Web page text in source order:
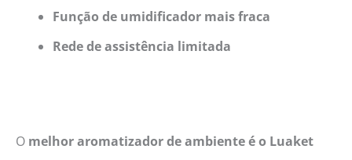
Função de umidificador mais fraca
Rede de assistência limitada
O melhor aromatizador de ambiente é o Luaket